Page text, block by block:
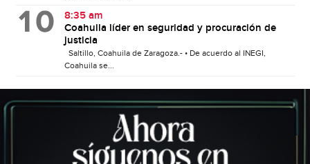
8:35 am
Coahuila líder en seguridad y procuración de
justicia
Saltillo, Coahuila de Zaragoza.- • De acuerdo al INEGI,
Coahuila se...